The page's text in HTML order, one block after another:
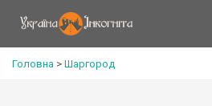
Головна > Шаргород